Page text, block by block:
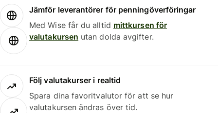
Jämför leverantörer för penningöverföringar
Med Wise får du alltid mittkursen för
valutakursen utan dolda avgifter.
Följ valutakurser i realtid
Spara dina favoritvalutor för att se hur
valutakursen ändras över tid.